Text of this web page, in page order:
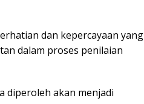
dan kepercayaan yang
dalam proses penilaian
diperoleh akan menjadi